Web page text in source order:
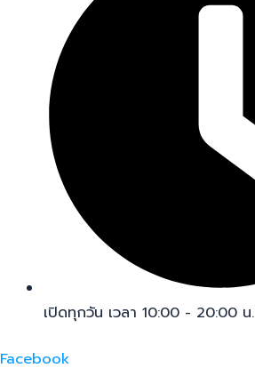
เปิดทุกวัน เวลา 10:00 - 20:00 น.
Facebook